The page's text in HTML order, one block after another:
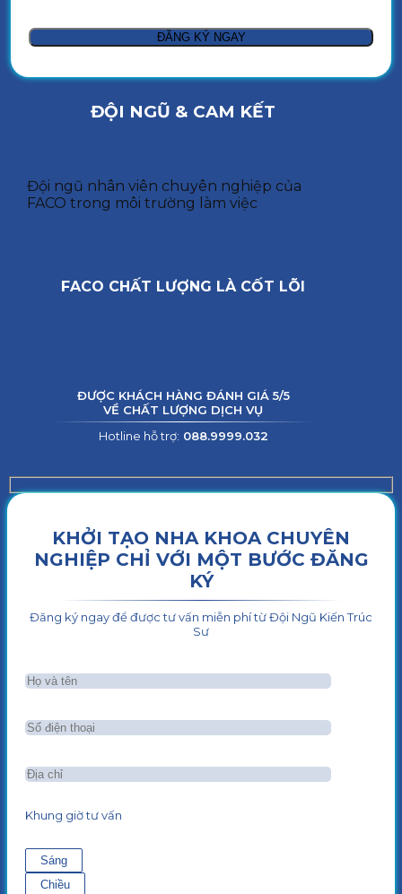
ĐỘI NGŨ & CAM KẾT
Đội ngũ nhân viên chuyên nghiệp của
FACO trong môi trường làm việc
FACO CHẤT LƯỢNG LÀ CỐT LÕI
ĐƯỢC KHÁCH HÀNG ĐÁNH GIÁ 5/5
VỀ CHẤT LƯỢNG DỊCH VỤ
Hotline hỗ trợ: 088.9999.032
KHỞI TẠO NHA KHOA CHUYÊN
NGHIỆP CHỈ VỚI MỘT BƯỚC ĐĂNG
KÝ
Đăng ký ngay để được tư vấn miễn phí từ Đội Ngũ Kiến Trúc
Sư
Khung giờ tư vấn
Sáng
Chiều